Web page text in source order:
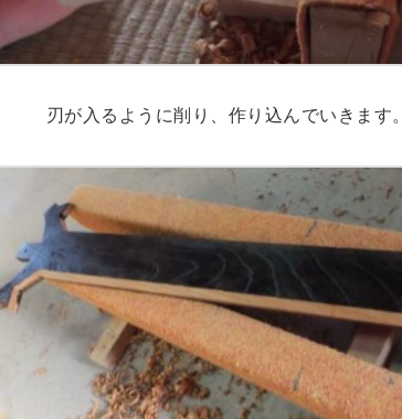
刃が入るように削り、作り込んでいきます。